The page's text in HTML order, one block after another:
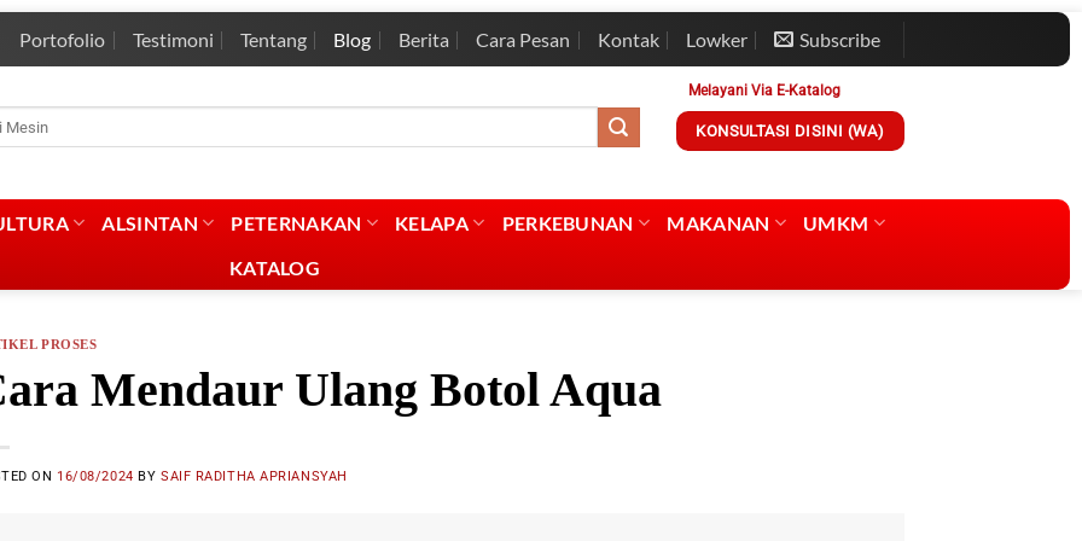
Portofolio Testimoni Tentang Blog Berita Cara Pesan Kontak Lowker Subscribe
Melayani Via E-Katalog
KONSULTASI DISINI (WA)
ALSINTAN PETERNAKAN KELAPA PERKEBUNAN MAKANAN
UMKM
KATALOG
PROSES
Mendaur Ulang Botol Aqua
ON 16/08/2024 BY SAIF RADITHA APRIANSYAH